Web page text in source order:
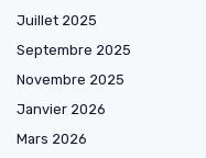
Juillet 2025
Septembre 2025
Novembre 2025
Janvier 2026
Mars 2026